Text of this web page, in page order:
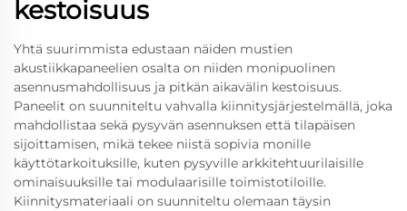
kestoisuus
Yhtä suurimmista edustaan näiden mustien
akustiikkapaneelien osalta on niiden monipuolinen
asennusmahdollisuus ja pitkän aikavälin kestoisuus.
Paneelit on suunniteltu vahvalla kiinnitysjärjestelmällä, joka
mahdollistaa sekä pysyvän asennuksen että tilapäisen
sijoittamisen, mikä tekee niistä sopivia monille
käyttötarkoituksille, kuten pysyville arkkitehtuurilaisille
ominaisuuksille tai modulaarisille toimistotiloille.
Kiinnitysmateriaali on suunniteltu olemaan täysin